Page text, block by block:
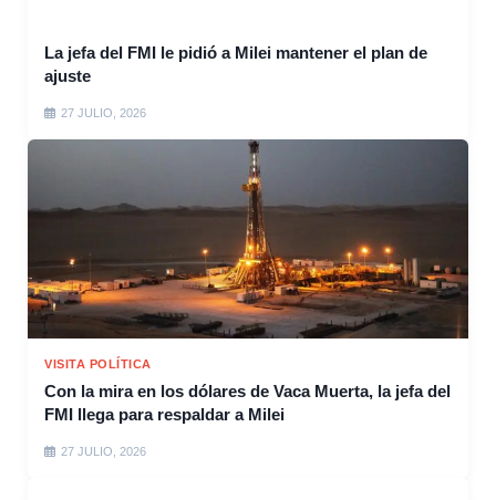
La jefa del FMI le pidió a Milei mantener el plan de
ajuste
27 JULIO, 2026
VISITA POLÍTICA
Con la mira en los dólares de Vaca Muerta, la jefa del
FMI llega para respaldar a Milei
27 JULIO, 2026